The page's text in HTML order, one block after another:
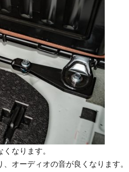
なります。
オーディオの音が良くなります。